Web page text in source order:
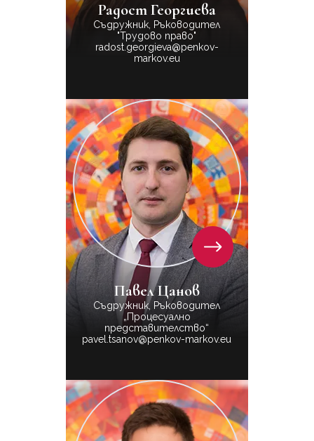
Радост Георгиева
Съдружник, Ръководител
"Трудово право"
radost.georgieva@penkov-
markov.eu
Павел Цанов
Съдружник, Ръководител
„Процесуално
представителство“
pavel.tsanov@penkov-markov.eu